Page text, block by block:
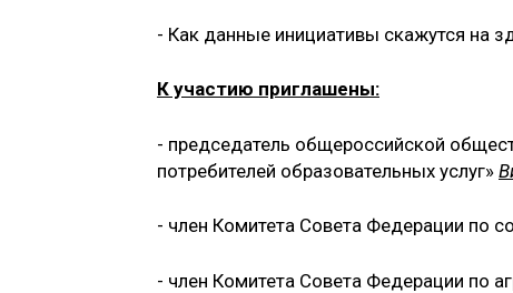
- Как данные инициативы скажутся на
К участию приглашены:
- председатель общероссийской
потребителей образовательных услуг»
- член Комитета Совета Федерации по
- член Комитета Совета Федерации по